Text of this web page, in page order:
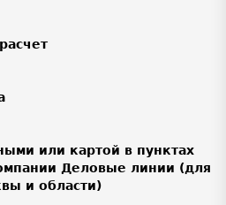
или картой в пунктах
Деловые линии (для
и области)